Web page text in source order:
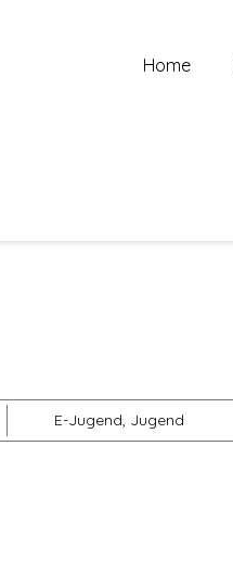
Home
E-Jugend, Jugend